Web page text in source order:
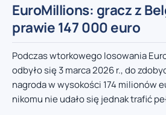
EuroMillions: gracz z
prawie 147 000 euro
Podczas wtorkowego losowania
odbyło się 3 marca 2026 r., do
nagroda w wysokości 174 milionów
nikomu nie udało się jednak trafić